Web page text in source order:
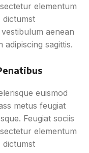
elementum
dictumst
aenean
sagittis.
euismod
metus feugiat
Feugiat sociis
elementum
dictumst